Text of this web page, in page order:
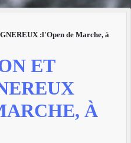
:l'Open de Marche, à
ET
À